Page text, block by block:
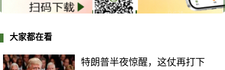
大家都在看
特朗普半夜惊醒，这仗再打下